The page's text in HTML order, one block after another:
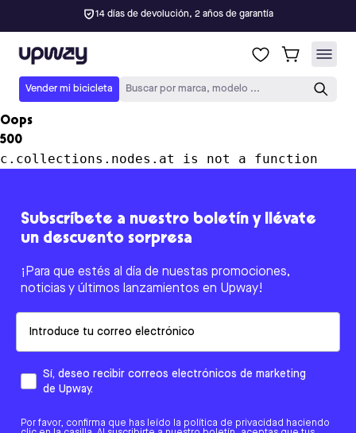
14 días de devolución, 2 años de garantía
Upway
Vender mi bicicleta Buscar por marca, modelo ...
Oops
500
c.collections.nodes.at is not a function
Subscríbete a nuestro boletín y llévate
un descuento sorpresa
¡Para que estés al día de nuestas promociones,
noticias y últimos lanzamientos en Upway!
Sí, deseo recibir correos electrónicos de marketing
de Upway.
Por favor, confirma que has leído la política de privacidad haciendo